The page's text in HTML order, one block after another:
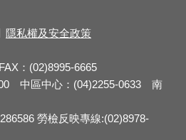
隱私權及安全政策
：(02)8995-6665
中區中心：(04)2255-0633 南
勞檢反映專線:(02)8978-